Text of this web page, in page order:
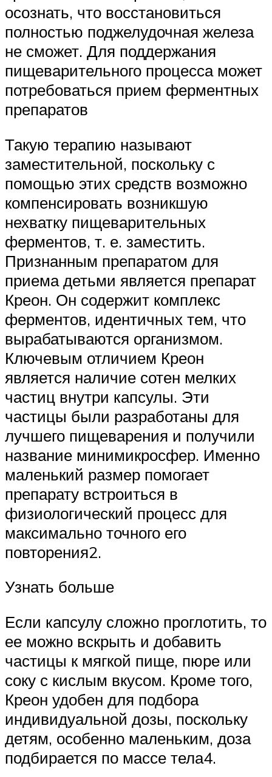
осознать, что восстановиться
полностью поджелудочная железа
не сможет. Для поддержания
пищеварительного процесса может
потребоваться прием ферментных
препаратов
Такую терапию называют
заместительной, поскольку с
помощью этих средств возможно
компенсировать возникшую
нехватку пищеварительных
ферментов, т. е. заместить.
Признанным препаратом для
приема детьми является препарат
Креон. Он содержит комплекс
ферментов, идентичных тем, что
вырабатываются организмом.
Ключевым отличием Креон
является наличие сотен мелких
частиц внутри капсулы. Эти
частицы были разработаны для
лучшего пищеварения и получили
название минимикросфер. Именно
маленький размер помогает
препарату встроиться в
физиологический процесс для
максимально точного его
повторения2.
Узнать больше
Если капсулу сложно проглотить, то
ее можно вскрыть и добавить
частицы к мягкой пище, пюре или
соку с кислым вкусом. Кроме того,
Креон удобен для подбора
индивидуальной дозы, поскольку
детям, особенно маленьким, доза
подбирается по массе тела4.